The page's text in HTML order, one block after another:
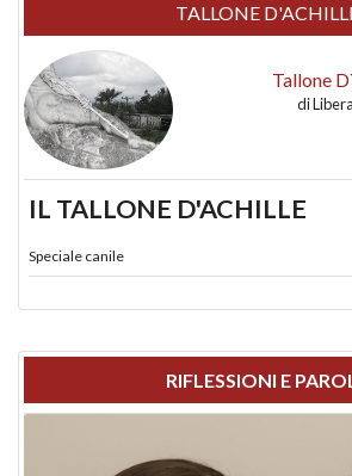
TALLONE
Tallone
di
IL TALLONE D'ACHILLE
Speciale canile
RIFLESSIONI E